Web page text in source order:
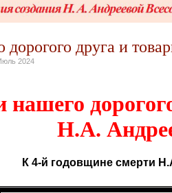
дорогого друга и
2024
Н.А.
К 4-й годовщине смерти